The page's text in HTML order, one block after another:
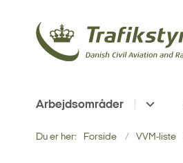
Arbejdsområder
Du er her: Forside VVM-liste